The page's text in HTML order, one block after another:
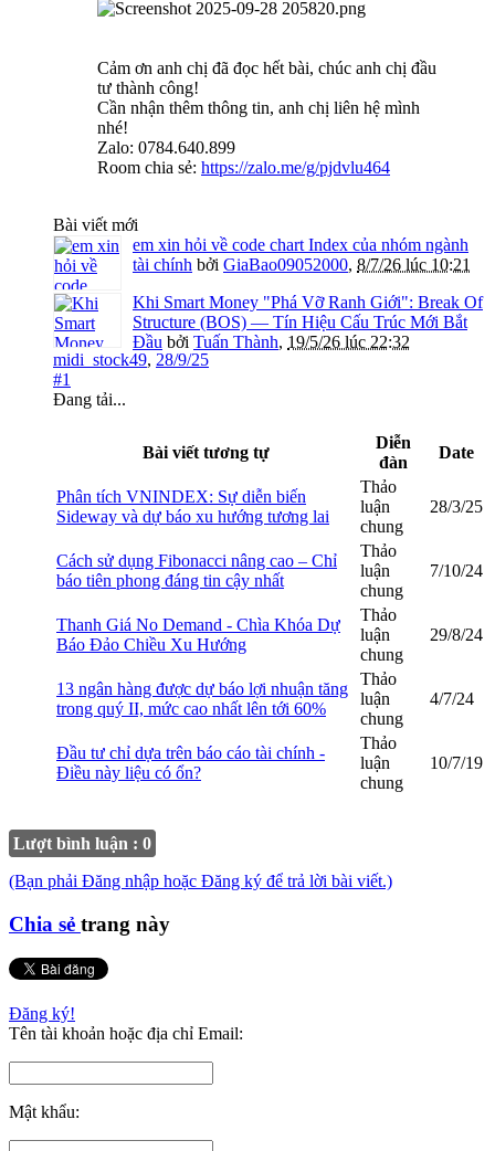
Cảm ơn anh chị đã đọc hết bài, chúc anh chị đầu
tư thành công!
Cần nhận thêm thông tin, anh chị liên hệ mình
nhé!
Zalo: 0784.640.899
Room chia sẻ: https://zalo.me/g/pjdvlu464
Bài viết mới
em xin hỏi về code chart Index của nhóm ngành
tài chính bởi GiaBao09052000, 8/7/26 lúc 10:21
Khi Smart Money "Phá Vỡ Ranh Giới": Break Of
Structure (BOS) — Tín Hiệu Cấu Trúc Mới Bắt
Đầu bởi Tuấn Thành, 19/5/26 lúc 22:32
midi_stock49, 28/9/25
#1
Đang tải...
Bài viết tương tự
Diễn
đàn
Date
Phân tích VNINDEX: Sự diễn biến
Sideway và dự báo xu hướng tương lai
Thảo
luận
chung
28/3/25
Cách sử dụng Fibonacci nâng cao – Chỉ
báo tiên phong đáng tin cậy nhất
Thảo
luận
chung
7/10/24
Thanh Giá No Demand - Chìa Khóa Dự
Báo Đảo Chiều Xu Hướng
Thảo
luận
chung
29/8/24
13 ngân hàng được dự báo lợi nhuận tăng
trong quý II, mức cao nhất lên tới 60%
Thảo
luận
chung
4/7/24
Đầu tư chỉ dựa trên báo cáo tài chính -
Điều này liệu có ổn?
Thảo
luận
chung
10/7/19
Lượt bình luận : 0
(Bạn phải Đăng nhập hoặc Đăng ký để trả lời bài viết.)
Chia sẻ trang này
Đăng ký!
Tên tài khoản hoặc địa chỉ Email:
Mật khẩu: